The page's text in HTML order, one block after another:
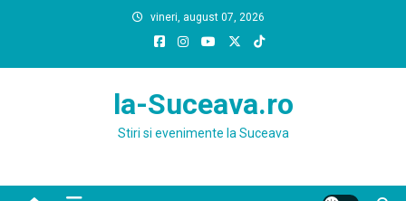
vineri, august 07, 2026
la-Suceava.ro
Stiri si evenimente la Suceava